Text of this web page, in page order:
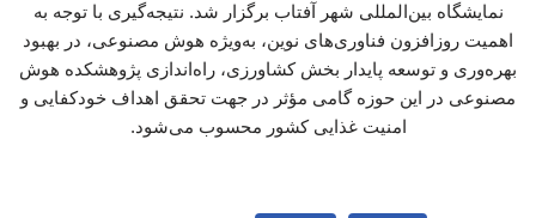
نمایشگاه بین‌المللی شهر آفتاب برگزار شد. نتیجه‌گیری با توجه به
اهمیت روزافزون فناوری‌های نوین، به‌ویژه هوش مصنوعی، در بهبود
بهره‌وری و توسعه پایدار بخش کشاورزی، راه‌اندازی پژوهشکده هوش
مصنوعی در این حوزه گامی مؤثر در جهت تحقق اهداف خودکفایی و
امنیت غذایی کشور محسوب می‌شود.